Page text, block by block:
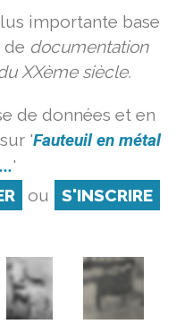
importante base
de documentation
XXème siècle.
de données et en
'Fauteuil en métal
'
ou S'INSCRIRE